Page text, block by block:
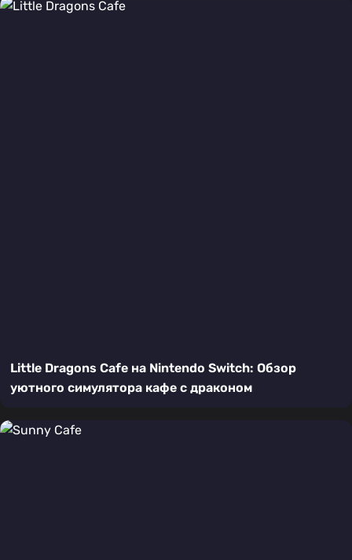
Little Dragons Cafe на Nintendo Switch: Обзор
уютного симулятора кафе с драконом